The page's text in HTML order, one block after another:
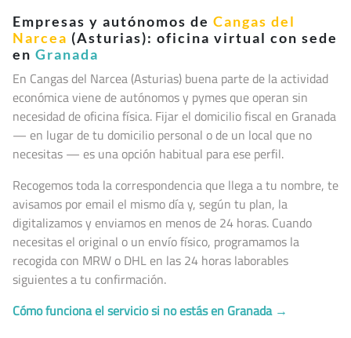
Empresas y autónomos de Cangas del
Narcea (Asturias): oficina virtual con sede
en Granada
En Cangas del Narcea (Asturias) buena parte de la actividad
económica viene de autónomos y pymes que operan sin
necesidad de oficina física. Fijar el domicilio fiscal en Granada
— en lugar de tu domicilio personal o de un local que no
necesitas — es una opción habitual para ese perfil.
Recogemos toda la correspondencia que llega a tu nombre, te
avisamos por email el mismo día y, según tu plan, la
digitalizamos y enviamos en menos de 24 horas. Cuando
necesitas el original o un envío físico, programamos la
recogida con MRW o DHL en las 24 horas laborables
siguientes a tu confirmación.
Cómo funciona el servicio si no estás en Granada →